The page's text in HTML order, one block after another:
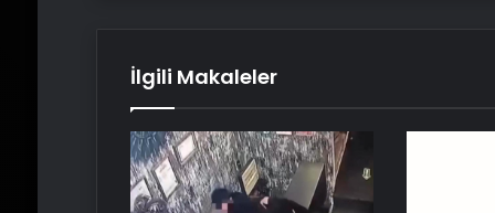
İlgili Makaleler